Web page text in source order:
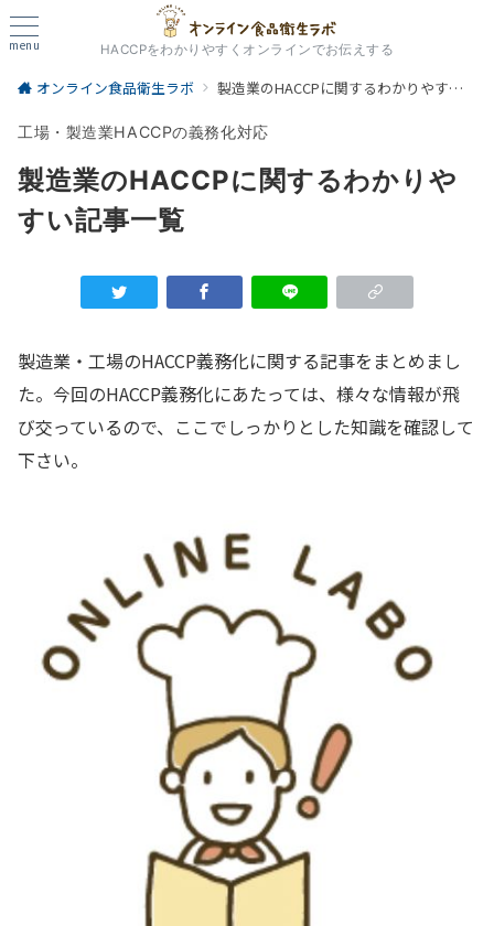
menu HACCPをわかりやすくオンラインでお伝えする
オンライン食品衛生ラボ 製造業のHACCPに関するわかりやすい記事一覧
製造業のHACCPに関するわかりや
すい記事一覧
工場・製造業HACCPの義務化対応
製造業・工場のHACCP義務化に関する記事をまとめまし
た。今回のHACCP義務化にあたっては、様々な情報が飛
び交っているので、ここでしっかりとした知識を確認して
下さい。